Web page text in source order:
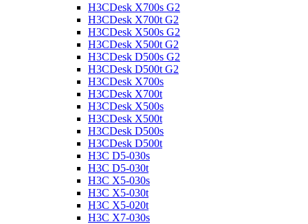
H3CDesk X700s G2
H3CDesk X700t G2
H3CDesk X500s G2
H3CDesk X500t G2
H3CDesk D500s G2
H3CDesk D500t G2
H3CDesk X700s
H3CDesk X700t
H3CDesk X500s
H3CDesk X500t
H3CDesk D500s
H3CDesk D500t
H3C D5-030s
H3C D5-030t
H3C X5-030s
H3C X5-030t
H3C X5-020t
H3C X7-030s